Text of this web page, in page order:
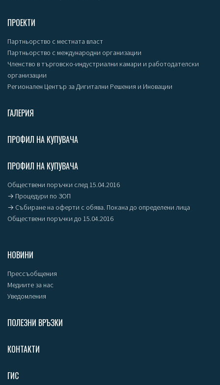
ПРОЕКТИ
Партньорство с местната власт
Партньорство с международни организации
Членство в търговско-индустриални камари и работодателски
организации
Регионален Център за Дигитални Решения и Иновации
ГАЛЕРИЯ
ПРОФИЛ НА КУПУВАЧА
ПРОФИЛ НА КУПУВАЧА
Обществени поръчки след 15.04.2016
→ Процедури по ЗОП
→ Събиране на оферти с обява. Покана до определени лица
Обществени поръчки до 15.04.2016
НОВИНИ
Прессъобщения
Медиите за нас
Уведомления
ПОЛЕЗНИ ВРЪЗКИ
КОНТАКТИ
ГИС